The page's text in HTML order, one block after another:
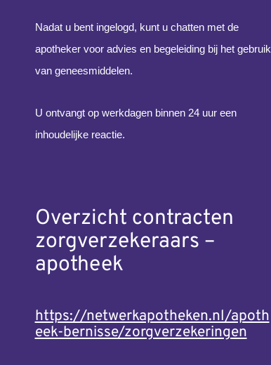
Nadat u bent ingelogd, kunt u chatten met de
apotheker voor advies en begeleiding bij het gebruik
van geneesmiddelen.
U ontvangt op werkdagen binnen 24 uur een
inhoudelijke reactie.
Overzicht contracten
zorgverzekeraars –
apotheek
https://netwerkapotheken.nl/apoth
eek-bernisse/zorgverzekeringen